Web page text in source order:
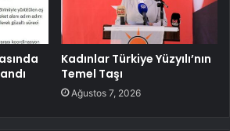
Kadınlar Türkiye Yüzyılı’nın
Temel Taşı
Ağustos 7, 2026